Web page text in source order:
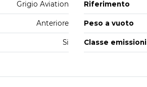
Grigio Aviation Riferimento
Anteriore Peso a vuoto
Si Classe emissioni